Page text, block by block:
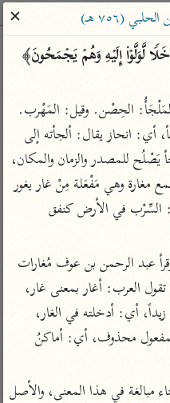
والعلم الشرعي
Type 2
جزي
معاصرة
المختصر في
التفسير
تفسير السعدي
أيسر التفاسير
تفسير ابن عثيمين
(٧٥٦ هـ)
✕
لَّوَلَّوۡا۟ إِلَیۡهِ وَهُمۡ یَجۡمَحُونَ﴾
والظاهر منها هنا المكان. والمَغارات جمع مغارة وهي مَفْعَلة مِنْ غار يغور